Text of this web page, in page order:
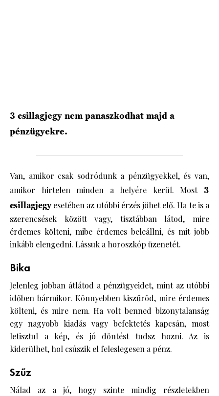
3 csillagjegy nem panaszkodhat majd a
pénzügyekre.
Van, amikor csak sodródunk a pénzügyekkel, és van,
amikor hirtelen minden a helyére kerül. Most 3
csillagjegyesetében az utóbbi érzés jöhet elő. Ha te is a
szerencsések között vagy, tisztábban látod, mire
érdemes költeni, mibe érdemes beleállni, és mit jobb
inkább elengedni. Lássuk a horoszkóp üzenetét.
Bika
Jelenleg jobban átlátod a pénzügyeidet, mint az utóbbi
időben bármikor. Könnyebben kiszűröd, mire érdemes
költeni, és mire nem. Ha volt benned bizonytalanság
egy nagyobb kiadás vagy befektetés kapcsán, most
letisztul a kép, és jó döntést tudsz hozni. Az is
kiderülhet, hol csúszik el feleslegesen a pénz.
Szűz
Nálad az a jó, hogy szinte mindig részletekben